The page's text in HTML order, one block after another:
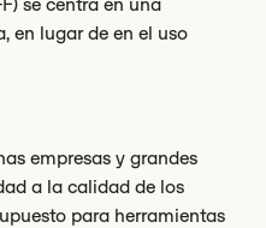
en lugar de en el uso
empresas y grandes
a la calidad de los
para herramientas